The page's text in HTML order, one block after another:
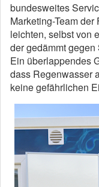
bundesweites
Marketing-Team
leichten, selbst von
der gedämmt
Ein überlappendes
dass Regenwasser
keine gefährlichen